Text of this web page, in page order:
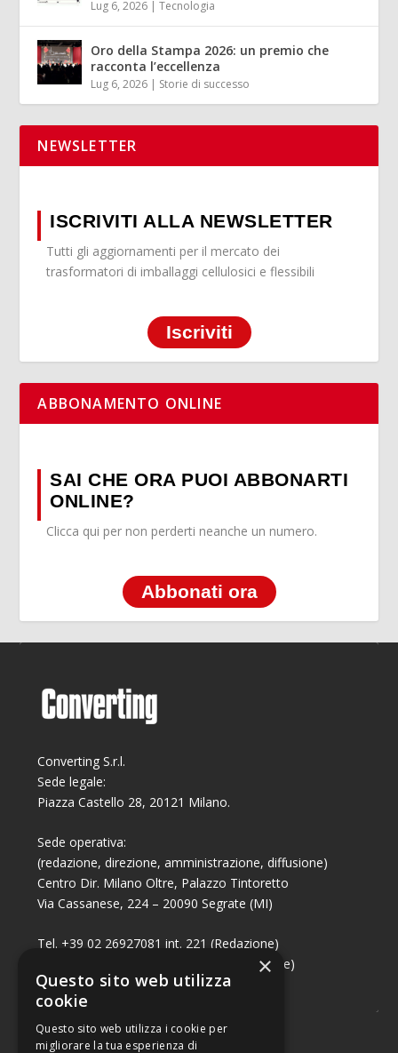
Lug 6, 2026 |Tecnologia
Oro della Stampa 2026: un premio che
racconta l’eccellenza
Lug 6, 2026 | Storie di successo
NEWSLETTER
ISCRIVITI ALLA NEWSLETTER
Tutti gli aggiornamenti per il mercato dei
trasformatori di imballaggi cellulosici e flessibili
Iscriviti
ABBONAMENTO ONLINE
SAI CHE ORA PUOI ABBONARTI
ONLINE?
Clicca qui per non perderti neanche un numero.
Abbonati ora
Converting S.r.l.
Sede legale:
Piazza Castello 28, 20121 Milano.
Sede operativa:
(redazione, direzione, amministrazione, diffusione)
Centro Dir. Milano Oltre, Palazzo Tintoretto
Via Cassanese, 224 – 20090 Segrate (MI)
Tel. +39 02 26927081 int. 221 (Redazione)
Tel. +39 02 26927081 int. 224 (Commerciale)
Fax +39 02 26951006
×
Questo sito web utilizza
cookie
Questo sito web utilizza i cookie per
migliorare la tua esperienza di